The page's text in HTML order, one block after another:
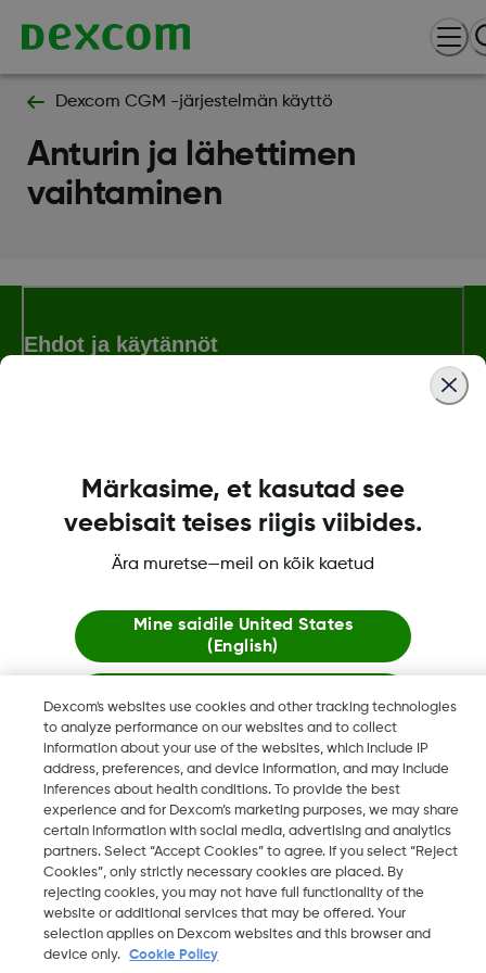
Dexcom CGM -järjestelmän käyttö
Anturin ja lähettimen
vaihtaminen
Ehdot ja käytännöt
Dexcom, Dexcom Clarity, Dexcom Follow, Dexcom One,
tavaramerkkejä Yhdysvalloissa ja mahdollisesti myös muissa
2026 Dexcom, Inc. Kaikki oikeudet pidätetään.
FI
Vaihda aluetta
Dexcom's websites use cookies and other tracking technologies
to analyze performance on our websites and to collect
information about your use of the websites, which include IP
address, preferences, and device information, and may include
inferences about health conditions. To provide the best
experience and for Dexcom’s marketing purposes, we may share
certain information with social media, advertising and analytics
partners. Select “Accept Cookies” to agree. If you select “Reject
Cookies”, only strictly necessary cookies are placed. By
rejecting cookies, you may not have full functionality of the
website or additional services that may be offered. Your
selection applies on Dexcom websites and this browser and
device only.
Cookie Policy
Märkasime, et kasutad see
veebisait teises riigis viibides.
Ära muretse—meil on kõik kaetud
Mine saidile United States
(English)
Jää siia
Vaata globaalseid veebilehti